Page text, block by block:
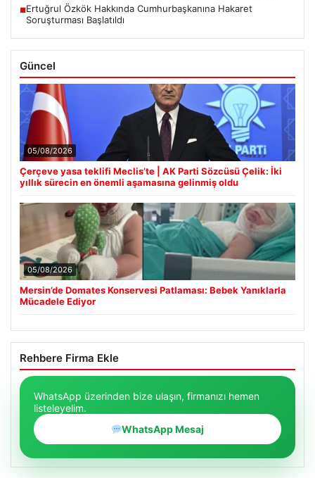
■Ertuğrul Özkök Hakkında Cumhurbaşkanına Hakaret
Soruşturması Başlatıldı
Güncel
05/08/2026
Çerçeve yasa teklifi Meclis’te | AK Parti Sözcüsü Çelik: İki
yıllık sürecin en önemli aşamasına gelinmiş oldu
05/08/2026
Mersin’de Domates Konservesi Patlaması: Bebek Yanıklarla
Mücadele Ediyor
Rehbere Firma Ekle
WhatsApp üzerinden bize ulaşın, firmanızı hemen
listeleyelim.
WhatsApp Mesaj